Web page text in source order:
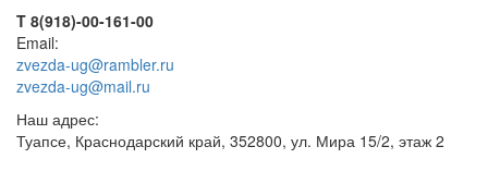
T 8(918)-00-161-00
Email:
zvezda-ug@rambler.ru
zvezda-ug@mail.ru
Наш адрес:
Туапсе, Краснодарский край, 352800, ул. Мира 15/2, этаж 2